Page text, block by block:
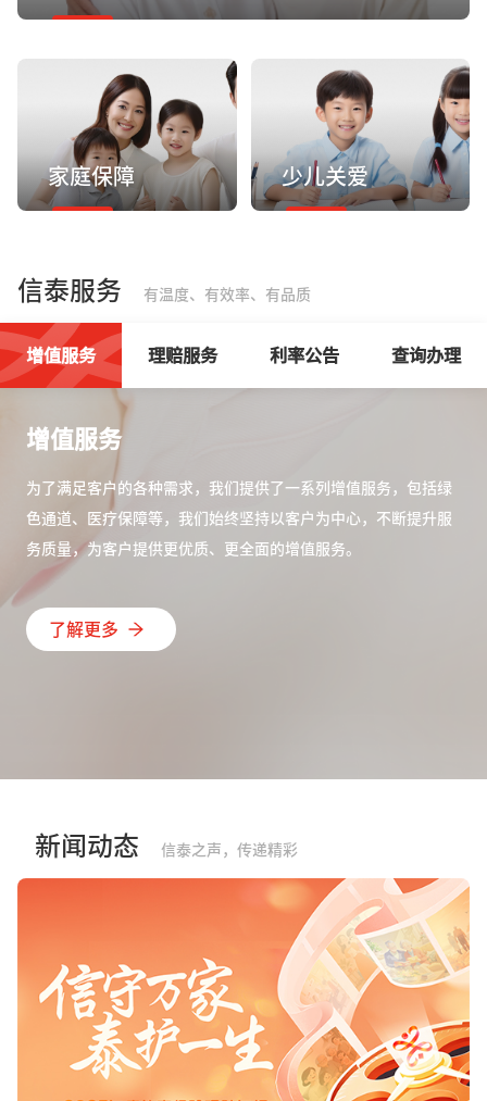
家庭保障 少儿关爱
信泰服务 有温度、有效率、有品质
增值服务
为了满足客户的各种需求，我们提供了一系列增值服务，包括绿
色通道、医疗保障等，我们始终坚持以客户为中心，不断提升服
务质量，为客户提供更优质、更全面的增值服务。
了解更多
增值服务 理赔服务 利率公告 查询办理
新闻动态 信泰之声，传递精彩